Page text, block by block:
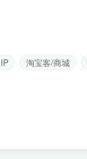
淘宝客/商城